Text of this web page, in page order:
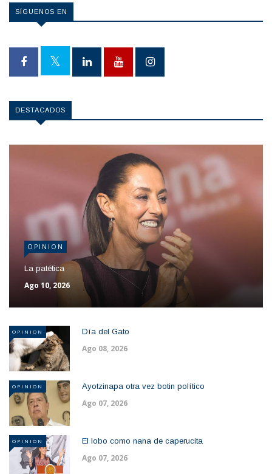
SÍGUENOS EN
DESTACADOS
OPINION
La patética
Ago 10, 2026
OPINION Día del Gato
Ago 08, 2026
OPINION Ayotzinapa otra vez botin político
Ago 07, 2026
OPINION El lobo como nana de caperucita
Ago 07, 2026